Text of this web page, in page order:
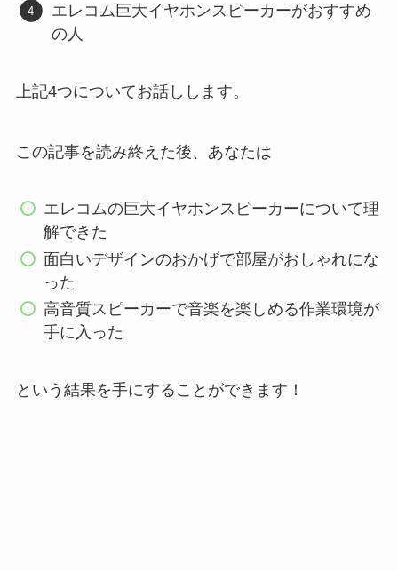
エレコム巨大イヤホンスピーカーがおすすめ
の人
上記4つについてお話しします。
この記事を読み終えた後、あなたは
エレコムの巨大イヤホンスピーカーについて理
解できた
面白いデザインのおかげで部屋がおしゃれにな
った
高音質スピーカーで音楽を楽しめる作業環境が
手に入った
という結果を手にすることができます！